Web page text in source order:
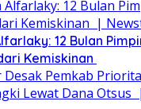
12 Bulan
Kemiskinan